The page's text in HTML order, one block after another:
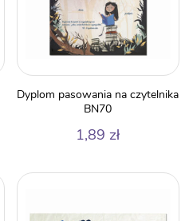
Dyplom pasowania na czytelnika
BN70
1,89 zł